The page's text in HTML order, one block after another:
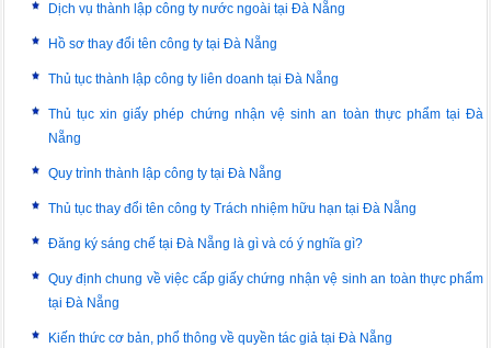
Dịch vụ thành lập công ty nước ngoài tại Đà Nẵng
Hồ sơ thay đổi tên công ty tại Đà Nẵng
Thủ tục thành lập công ty liên doanh tại Đà Nẵng
Thủ tục xin giấy phép chứng nhận vệ sinh an toàn thực phẩm tại Đà
Nẵng
Quy trình thành lập công ty tại Đà Nẵng
Thủ tục thay đổi tên công ty Trách nhiệm hữu hạn tại Đà Nẵng
Đăng ký sáng chế tại Đà Nẵng là gì và có ý nghĩa gì?
Quy định chung về việc cấp giấy chứng nhận vệ sinh an toàn thực phẩm
tại Đà Nẵng
Kiến thức cơ bản, phổ thông về quyền tác giả tại Đà Nẵng